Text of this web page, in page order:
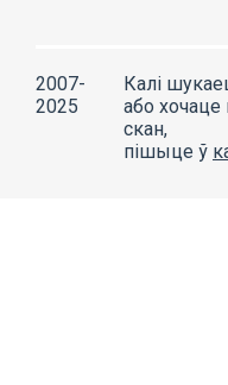
2007-
2025
Калі
або
скан,
пішыце ў